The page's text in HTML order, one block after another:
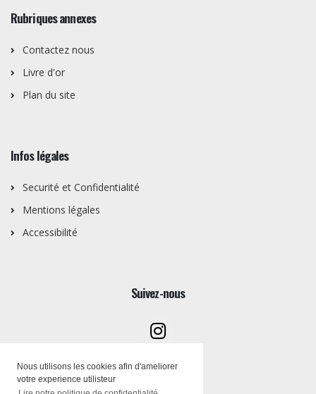
Nous utilisons les cookies afin d'ameliorer
votre experience utilisteur
Rubriques annexes
Contactez nous
Livre d'or
Plan du site
Infos légales
Securité et Confidentialité
Mentions légales
Accessibilité
Suivez-nous